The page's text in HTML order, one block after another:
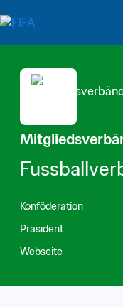
Konföderation
Präsident
Webseite